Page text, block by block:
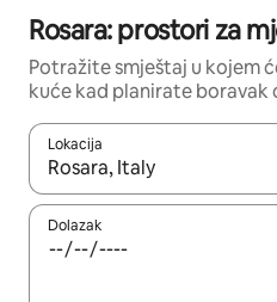
Rosara: prostori za
Potražite smještaj u kojem
kuće kad planirate boravak
Lokacija
Kada budu dostupni
Dolazak